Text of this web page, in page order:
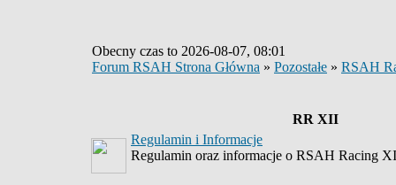
Obecny czas to 2026-08-07, 08:01
Forum RSAH Strona Główna » Pozostałe » RSAH
RR XII
Regulamin i Informacje
Regulamin oraz informacje o RSAH Racing